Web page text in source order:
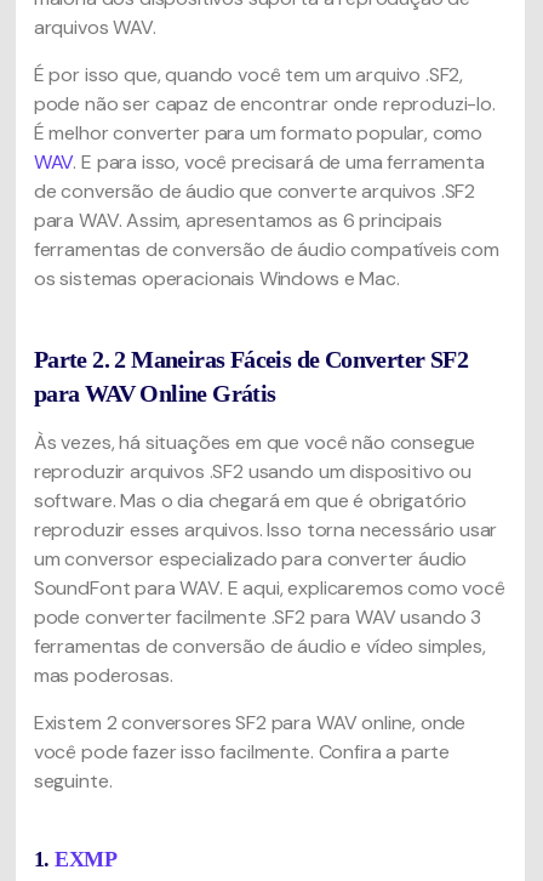
arquivos WAV.
É por isso que, quando você tem um arquivo .SF2,
pode não ser capaz de encontrar onde reproduzi-lo.
É melhor converter para um formato popular, como
WAV. E para isso, você precisará de uma ferramenta
de conversão de áudio que converte arquivos .SF2
para WAV. Assim, apresentamos as 6 principais
ferramentas de conversão de áudio compatíveis com
os sistemas operacionais Windows e Mac.
Parte 2. 2 Maneiras Fáceis de Converter SF2
para WAV Online Grátis
Às vezes, há situações em que você não consegue
reproduzir arquivos .SF2 usando um dispositivo ou
software. Mas o dia chegará em que é obrigatório
reproduzir esses arquivos. Isso torna necessário usar
um conversor especializado para converter áudio
SoundFont para WAV. E aqui, explicaremos como você
pode converter facilmente .SF2 para WAV usando 3
ferramentas de conversão de áudio e vídeo simples,
mas poderosas.
Existem 2 conversores SF2 para WAV online, onde
você pode fazer isso facilmente. Confira a parte
seguinte.
1.EXMP